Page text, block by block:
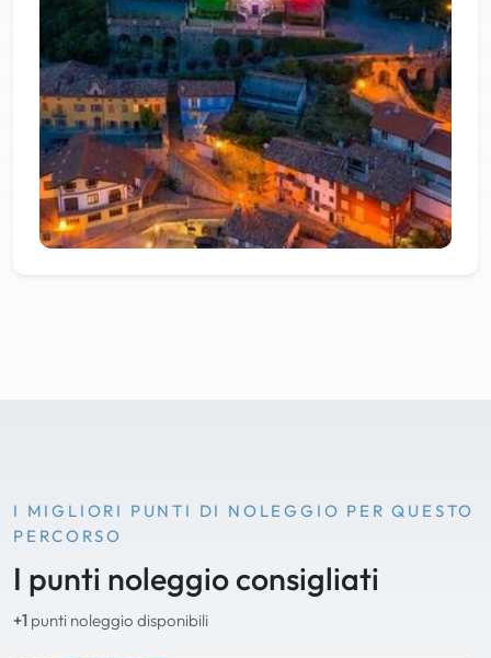
I MIGLIORI PUNTI DI NOLEGGIO PER QUESTO
PERCORSO
I punti noleggio consigliati
+1 punti noleggio disponibili